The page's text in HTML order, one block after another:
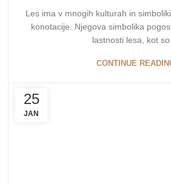
Les ima v mnogih kulturah in
konotacije. Njegova simbolika
lastnosti lesa, kot so
CONTINUE
25
JAN